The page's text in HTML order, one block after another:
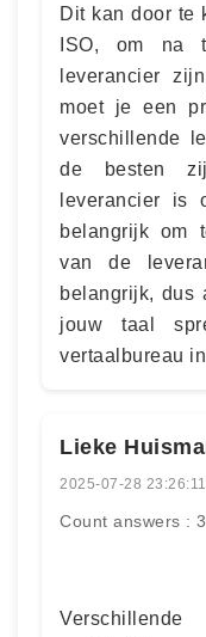
Dit kan door te
ISO, om na
leverancier
moet je een
verschillende
de besten
leverancier is
belangrijk om
van de
belangrijk, dus
jouw taal
vertaalbureau
Lieke
2025-07-28 23:26:11
Count answers :